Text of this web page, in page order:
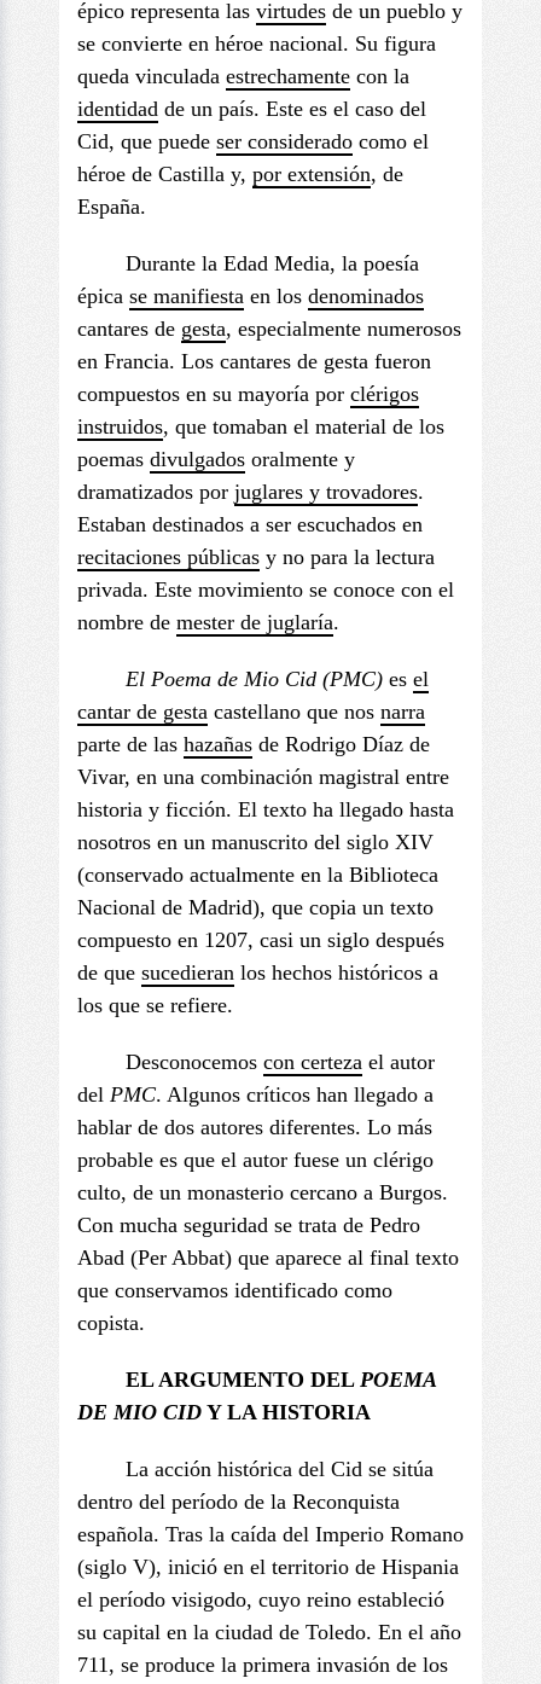
épico representa las virtudes de un pueblo y
se convierte en héroe nacional. Su figura
queda vinculada estrechamente con la
identidad de un país. Este es el caso del
Cid, que puede ser considerado como el
héroe de Castilla y, por extensión, de
España.
Durante la Edad Media, la poesía
épica se manifiesta en los denominados
cantares de gesta, especialmente numerosos
en Francia. Los cantares de gesta fueron
compuestos en su mayoría por clérigos
instruidos, que tomaban el material de los
poemas divulgados oralmente y
dramatizados por juglares y trovadores.
Estaban destinados a ser escuchados en
recitaciones públicas y no para la lectura
privada. Este movimiento se conoce con el
nombre de mester de juglaría.
El Poema de Mio Cid (PMC) es el
cantar de gesta castellano que nos narra
parte de las hazañas de Rodrigo Díaz de
Vivar, en una combinación magistral entre
historia y ficción. El texto ha llegado hasta
nosotros en un manuscrito del siglo XIV
(conservado actualmente en la Biblioteca
Nacional de Madrid), que copia un texto
compuesto en 1207, casi un siglo después
de que sucedieran los hechos históricos a
los que se refiere.
Desconocemos con certeza el autor
del PMC. Algunos críticos han llegado a
hablar de dos autores diferentes. Lo más
probable es que el autor fuese un clérigo
culto, de un monasterio cercano a Burgos.
Con mucha seguridad se trata de Pedro
Abad (Per Abbat) que aparece al final texto
que conservamos identificado como
copista.
EL ARGUMENTO DEL POEMA
DE MIO CID Y LA HISTORIA
La acción histórica del Cid se sitúa
dentro del período de la Reconquista
española. Tras la caída del Imperio Romano
(siglo V), inició en el territorio de Hispania
el período visigodo, cuyo reino estableció
su capital en la ciudad de Toledo. En el año
711, se produce la primera invasión de los